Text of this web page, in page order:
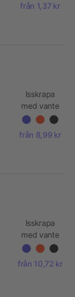
från 1,37 kr
Isskrapa
med vante
från 8,99 kr
Isskrapa
med vante
från 10,72 kr